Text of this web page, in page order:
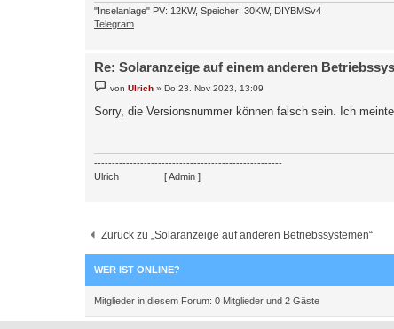
"Inselanlage" PV: 12KW, Speicher: 30KW, DIYBMSv4
Telegram
Re: Solaranzeige auf einem anderen
e
t
vonUlrich »Do 23. Nov 2023, 13:09
Sorry, die Versionsnummer können falsch sein. Ich
-----------------------------------------------------
Ulrich
[ Admin ]
Zurück zu „Solaranzeige auf anderen Betriebssystemen“
WER IST ONLINE?
Mitglieder in diesem Forum: 0 Mitglieder und 2 Gäste